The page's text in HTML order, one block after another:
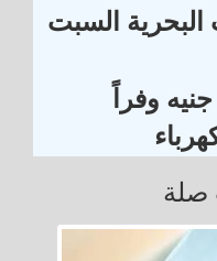
البحرية السبت
20 مليار جنيه وفراً
صلة